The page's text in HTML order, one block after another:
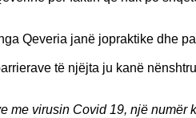
Qeveria janë jopraktike dhe
të njëjta ju kanë
me virusin Covid 19, një